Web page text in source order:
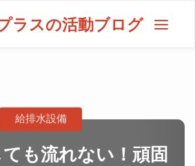
ラスの活動ブログ
も流れない！頑固
給排水設備